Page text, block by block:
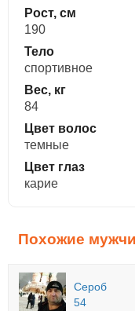
Рост, см
190
Тело
спортивное
Вес, кг
84
Цвет волос
темные
Цвет глаз
карие
Похожие
Сероб
54